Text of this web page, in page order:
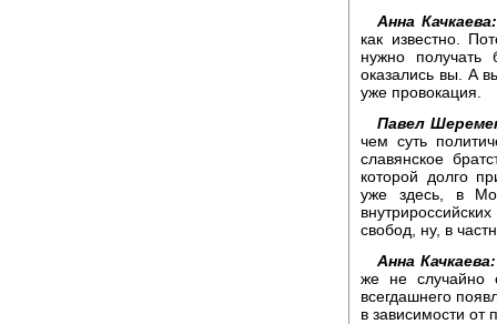
Анна Качкаева:
как известно.
нужно получать
оказались вы. А
уже провокация.
Павел
чем суть
славянское
которой долго
уже здесь, в
свобод, ну, в
Анна Качкаева:
же не случайно
всегдашнего
в зависимости от